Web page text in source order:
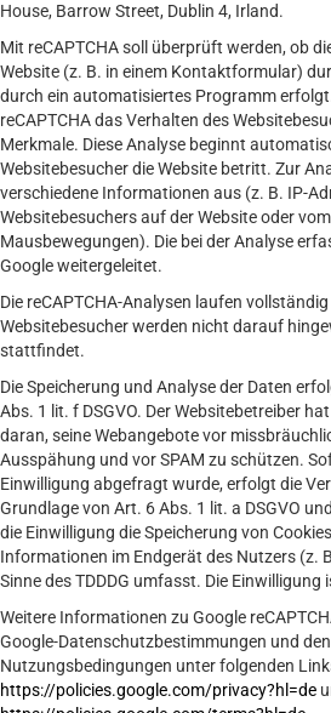
House, Barrow Street, Dublin 4, Irland.
Mit reCAPTCHA soll überprüft werden, ob
Website (z. B. in einem Kontaktformular)
durch ein automatisiertes Programm
reCAPTCHA das Verhalten des
Merkmale. Diese Analyse beginnt
Websitebesucher die Website betritt. Zur
verschiedene Informationen aus (z. B. IP-
Websitebesuchers auf der Website oder
Mausbewegungen). Die bei der Analyse
Google weitergeleitet.
Die reCAPTCHA-Analysen laufen
Websitebesucher werden nicht darauf
stattfindet.
Die Speicherung und Analyse der Daten
Abs. 1 lit. f DSGVO. Der Websitebetreiber
daran, seine Webangebote vor
Ausspähung und vor SPAM zu schützen.
Einwilligung abgefragt wurde, erfolgt die
Grundlage von Art. 6 Abs. 1 lit. a DSGVO
die Einwilligung die Speicherung von
Informationen im Endgerät des Nutzers (z.
Sinne des TDDDG umfasst. Die
Weitere Informationen zu Google
Google-Datenschutzbestimmungen und
Nutzungsbedingungen unter folgenden
https://policies.google.com/privacy?hl=de